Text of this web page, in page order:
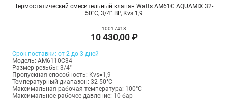
Термостатический смесительный клапан Watts AM61C AQUAMIX 32-
50°C, 3/4" ВР, Kvs 1,9
10017418
10 430,00 ₽
Срок поставки: от 2 до 3 дней
Модель: AM6110C34
Размер резьбы: 3/4"
Пропускная способность: Kvs=1,9
Температурный диапазон: 32-50°С
Максимальная рабочая температура: 100°C
Максимальное рабочее давление: 10 бар